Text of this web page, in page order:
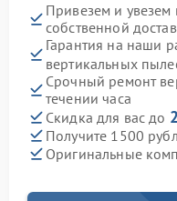
Привезем и увезем
собственной
Гарантия на наши
вертикальных
Срочный ремонт
течении часа
Скидка для вас до
Получите 1500
Оригинальные